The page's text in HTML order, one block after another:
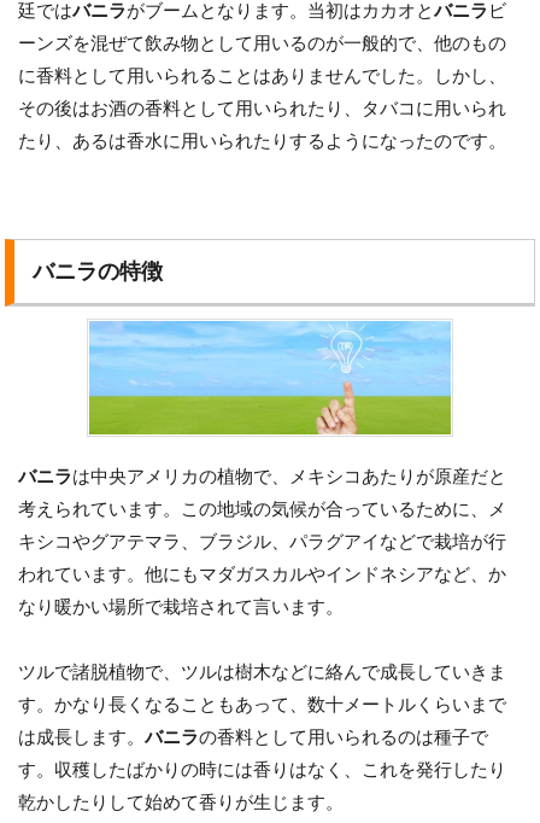
廷ではバニラがブームとなります。当初はカカオとバニラ ビ
ーンズを混ぜて飲み物として用いるのが一般的で、他のもの
に香料として用いられることはありませんでした。しかし、
その後はお酒の香料として用いられたり、タバコに用いられ
たり、あるは香水に用いられたりするようになったのです。
バニラの特徴
バニラは中央アメリカの植物で、メキシコあたりが原産だと
考えられています。この地域の気候が合っているために、メ
キシコやグアテマラ、ブラジル、パラグアイなどで栽培が行
われています。他にもマダガスカルやインドネシアなど、か
なり暖かい場所で栽培されて言います。
ツルで諸脱植物で、ツルは樹木などに絡んで成長していきま
す。かなり長くなることもあって、数十メートルくらいまで
は成長します。バニラの香料として用いられるのは種子で
す。収穫したばかりの時には香りはなく、これを発行したり
乾かしたりして始めて香りが生じます。